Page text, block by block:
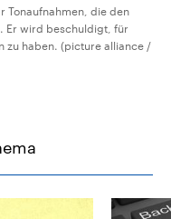
Tonaufnahmen, die den
Er wird beschuldigt, für
zu haben. (picture alliance /